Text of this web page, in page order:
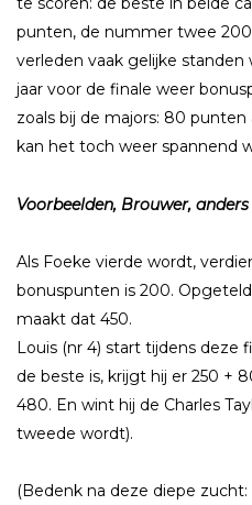
punten, de nummer twee
verleden vaak gelijke
jaar voor de finale weer
zoals bij de majors: 80
kan het toch weer spannend
Voorbeelden, Brouwer,
Als Foeke vierde wordt,
bonuspunten is 200.
maakt dat 450.
Louis (nr 4) start tijdens deze
de beste is, krijgt hij er 250 +
480. En wint hij de Charles
tweede wordt).
(Bedenk na deze diepe